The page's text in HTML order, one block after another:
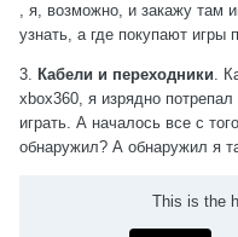
, я, возможно, и закажу там
узнать, а где покупают игры
3. Кабели и переходники.
xbox360, я изрядно
играть. А началось все с
обнаружил? А обнаружил я
This is the